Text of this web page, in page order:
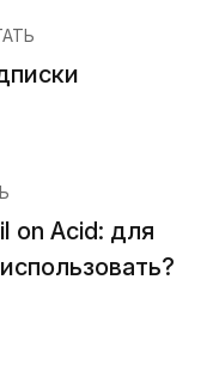
on Acid: для